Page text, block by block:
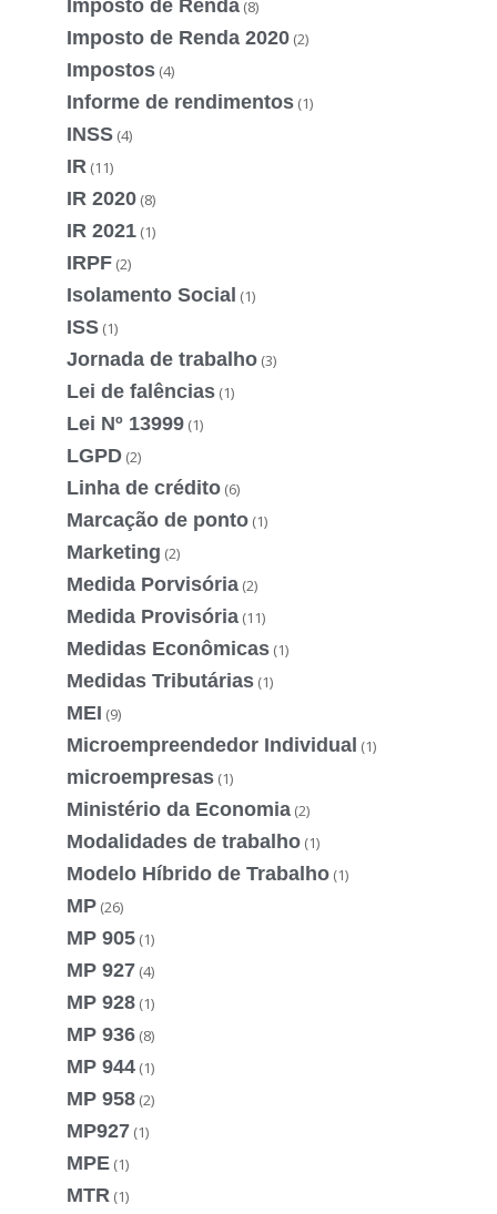
Imposto de Renda (8)
Imposto de Renda 2020 (2)
Impostos (4)
Informe de rendimentos (1)
INSS (4)
IR (11)
IR 2020 (8)
IR 2021 (1)
IRPF (2)
Isolamento Social (1)
ISS (1)
Jornada de trabalho (3)
Lei de falências (1)
Lei Nº 13999 (1)
LGPD (2)
Linha de crédito (6)
Marcação de ponto (1)
Marketing (2)
Medida Porvisória (2)
Medida Provisória (11)
Medidas Econômicas (1)
Medidas Tributárias (1)
MEI (9)
Microempreendedor Individual (1)
microempresas (1)
Ministério da Economia (2)
Modalidades de trabalho (1)
Modelo Híbrido de Trabalho (1)
MP (26)
MP 905 (1)
MP 927 (4)
MP 928 (1)
MP 936 (8)
MP 944 (1)
MP 958 (2)
MP927 (1)
MPE (1)
MTR (1)